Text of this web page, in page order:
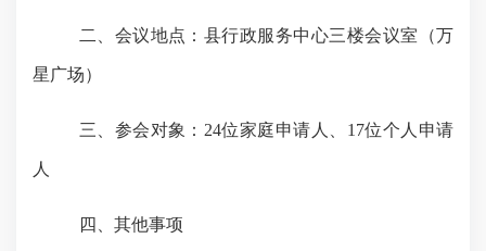
二、会议地点： 县行政服务中心三楼会议室（万
星广场）
三、参会对象： 24位家庭申请人、17位个人申请
人
四、其他事项